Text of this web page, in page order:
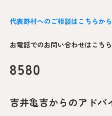
代表野村へのご相談はこちらから
お電話でのお問い合わせはこち
8580
吉井亀吉からのアドバ